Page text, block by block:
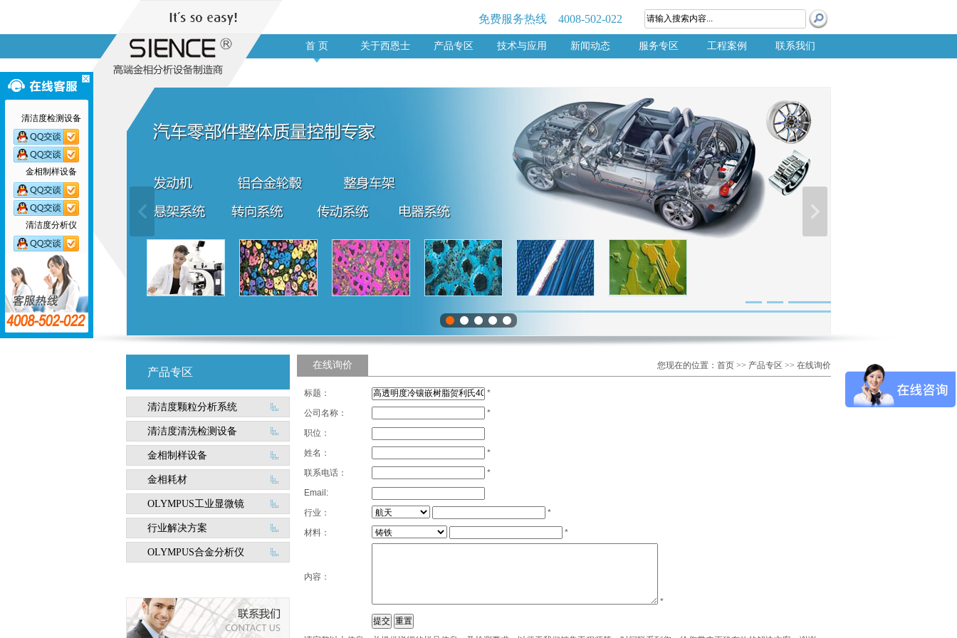
免费服务热线 4008-502-022
首 页 关于西恩士 产品专区 技术与应用 新闻动态 服务专区 工程案例 联系我们
产品专区
清洁度颗粒分析系统
清洁度清洗检测设备
金相制样设备
金相耗材
OLYMPUS工业显微镜
行业解决方案
OLYMPUS合金分析仪
在线询价 您现在的位置：首页 >> 产品专区 >> 在线询价
标题：
*
公司名称：
*
职位：
姓名：
*
联系电话：
*
Email:
行业：
*
材料：
*
内容：
*
清洁度检测设备
金相制样设备
清洁度分析仪